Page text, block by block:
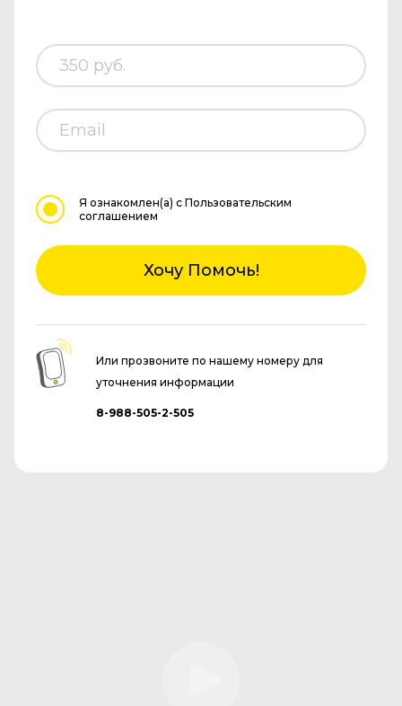
Я ознакомлен(а) с Пользовательским
соглашением
Хочу Помочь!
Или прозвоните по нашему номеру для
уточнения информации
8-988-505-2-505